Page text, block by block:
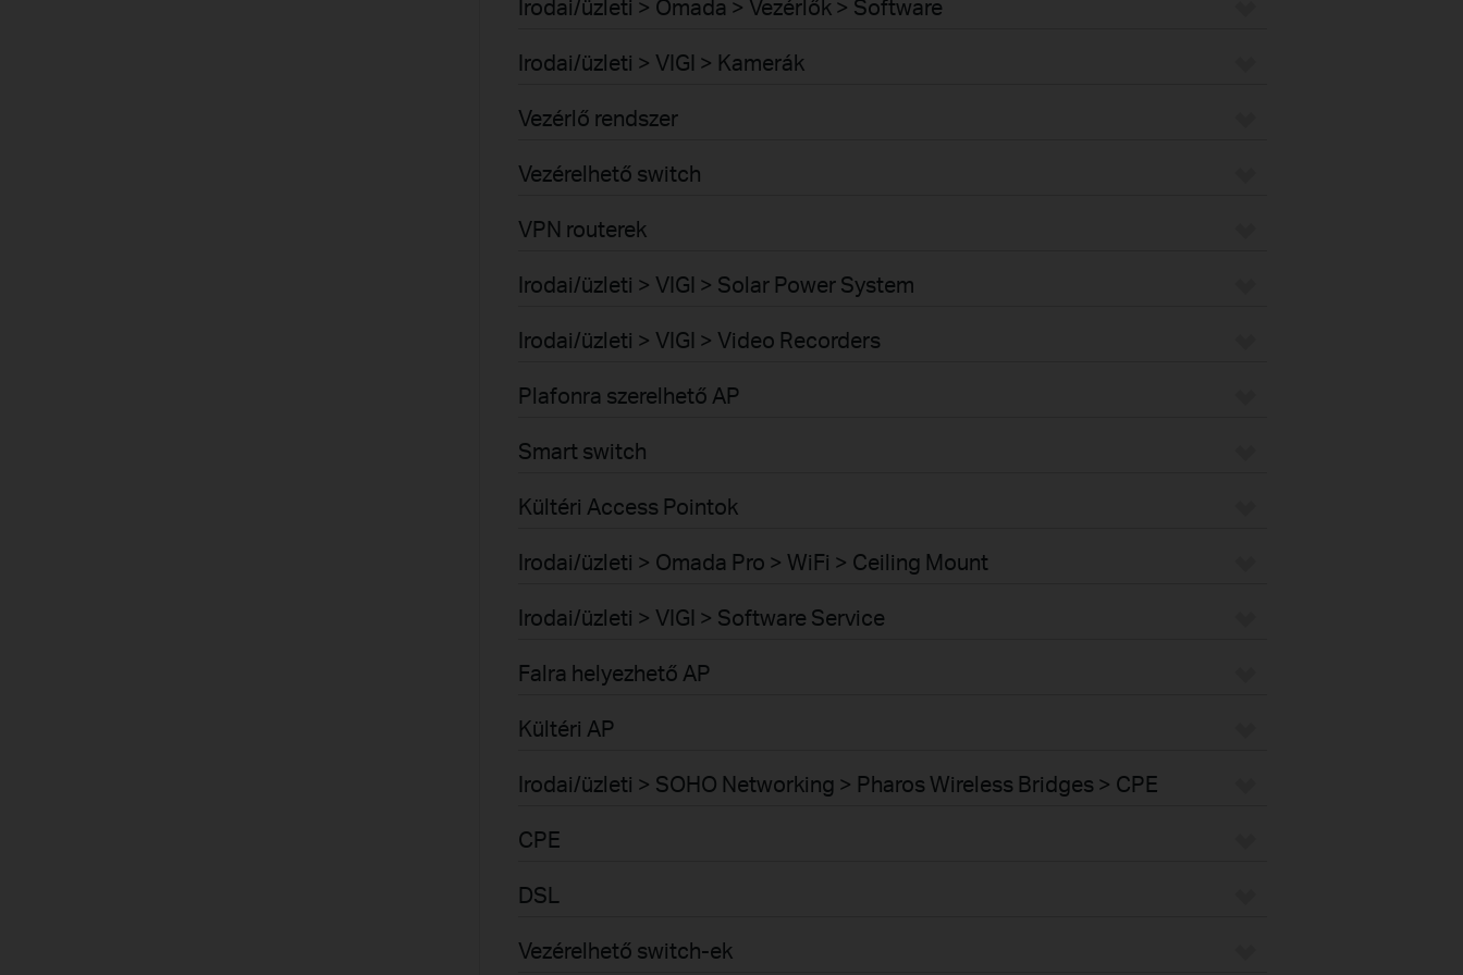
Irodai/üzleti > Omada > Vezérlők > Software
Irodai/üzleti > VIGI > Kamerák
Vezérlő rendszer
Vezérelhető switch
VPN routerek
Irodai/üzleti > VIGI > Solar Power System
Irodai/üzleti > VIGI > Video Recorders
Plafonra szerelhető AP
Smart switch
Kültéri Access Pointok
Irodai/üzleti > Omada Pro > WiFi > Ceiling Mount
Irodai/üzleti > VIGI > Software Service
Falra helyezhető AP
Kültéri AP
Irodai/üzleti > SOHO Networking > Pharos Wireless Bridges > CPE
CPE
DSL
Vezérelhető switch-ek